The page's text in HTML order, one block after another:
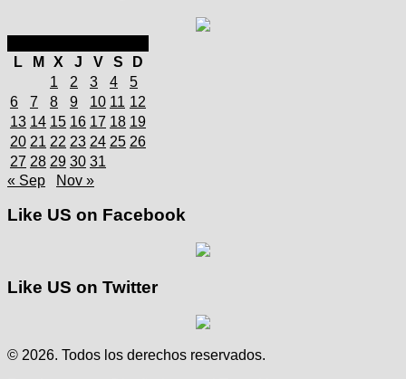
L
M X J V S
D
1
2 3 4
5
6
7 8 9 10 11 12
13 14 15 16 17 18 19
20 21 22 23 24 25 26
27 28 29 30 31
« Sep
Nov »
Like US on Facebook
Like US on Twitter
© 2026. Todos los derechos reservados.